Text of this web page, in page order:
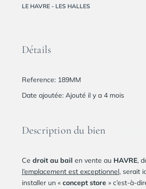
LE HAVRE - LES HALLES
Détails
Reference: 189MM
Date ajoutée: Ajouté il y a 4 mois
Description du bien
Ce droit au bail en vente au HAVRE,
l’emplacement est exceptionnel, serait
installer un « concept store » c’est-à-